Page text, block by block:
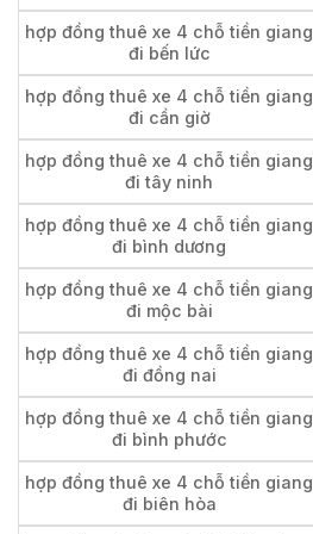
hợp đồng thuê xe 4 chỗ tiền giang
đi bến lức
hợp đồng thuê xe 4 chỗ tiền giang
đi cần giờ
hợp đồng thuê xe 4 chỗ tiền giang
đi tây ninh
hợp đồng thuê xe 4 chỗ tiền giang
đi bình dương
hợp đồng thuê xe 4 chỗ tiền giang
đi mộc bài
hợp đồng thuê xe 4 chỗ tiền giang
đi đồng nai
hợp đồng thuê xe 4 chỗ tiền giang
đi bình phước
hợp đồng thuê xe 4 chỗ tiền giang
đi biên hòa